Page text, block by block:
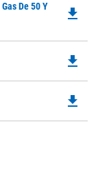
De 50 Y
file_download
a
file_download
file_download